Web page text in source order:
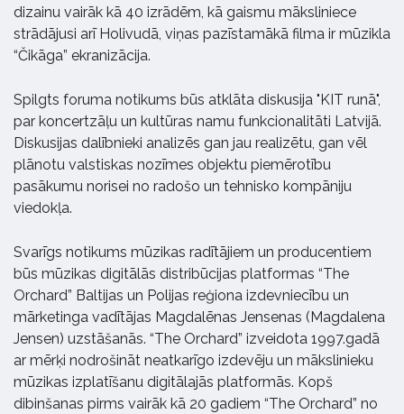
dizainu vairāk kā 40 izrādēm, kā gaismu māksliniece
strādājusi arī Holivudā, viņas pazīstamākā filma ir mūzikla
“Čikāga” ekranizācija.
Spilgts foruma notikums būs atklāta diskusija "KIT runā",
par koncertzāļu un kultūras namu funkcionalitāti Latvijā.
Diskusijas dalībnieki analizēs gan jau realizētu, gan vēl
plānotu valstiskas nozīmes objektu piemērotību
pasākumu norisei no radošo un tehnisko kompāniju
viedokļa.
Svarīgs notikums mūzikas radītājiem un producentiem
būs mūzikas digitālās distribūcijas platformas “The
Orchard” Baltijas un Polijas reģiona izdevniecību un
mārketinga vadītājas Magdalēnas Jensenas (Magdalena
Jensen) uzstāšanās. “The Orchard” izveidota 1997.gadā
ar mērķi nodrošināt neatkarīgo izdevēju un mākslinieku
mūzikas izplatīšanu digitālajās platformās. Kopš
dibinšanas pirms vairāk kā 20 gadiem “The Orchard” no